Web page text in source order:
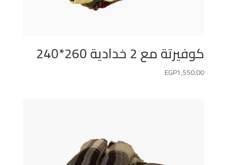
كوفيرتة مع 2 خدادية 260*240
EGP1,550.00